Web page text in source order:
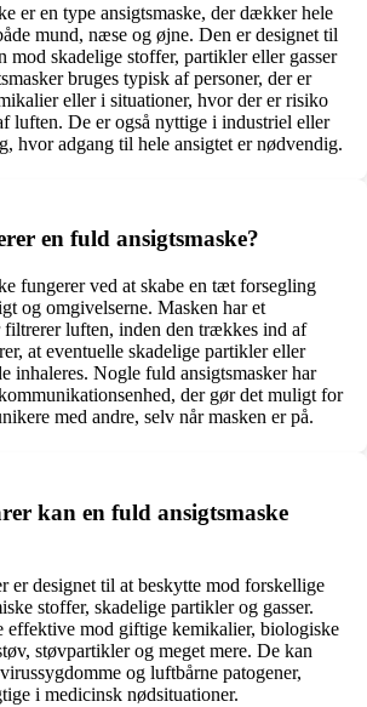
er en type ansigtsmaske, der dækker hele
mund, næse og øjne. Den er designet til
mod skadelige stoffer, partikler eller gasser
bruges typisk af personer, der er
eller i situationer, hvor der er risiko
luften. De er også nyttige i industriel eller
hvor adgang til hele ansigtet er nødvendig.
en fuld ansigtsmaske?
fungerer ved at skabe en tæt forsegling
og omgivelserne. Masken har et
luften, inden den trækkes ind af
at eventuelle skadelige partikler eller
inhaleres. Nogle fuld ansigtsmasker har
der gør det muligt for
med andre, selv når masken er på.
kan en fuld ansigtsmaske
er designet til at beskytte mod forskellige
stoffer, skadelige partikler og gasser.
effektive mod giftige kemikalier, biologiske
støvpartikler og meget mere. De kan
og luftbårne patogener,
i medicinsk nødsituationer.